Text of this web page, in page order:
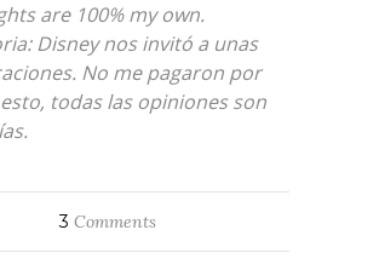
are 100% my own.
Disney nos invitó a unas
No me pagaron por
todas las opiniones son
3 Comments